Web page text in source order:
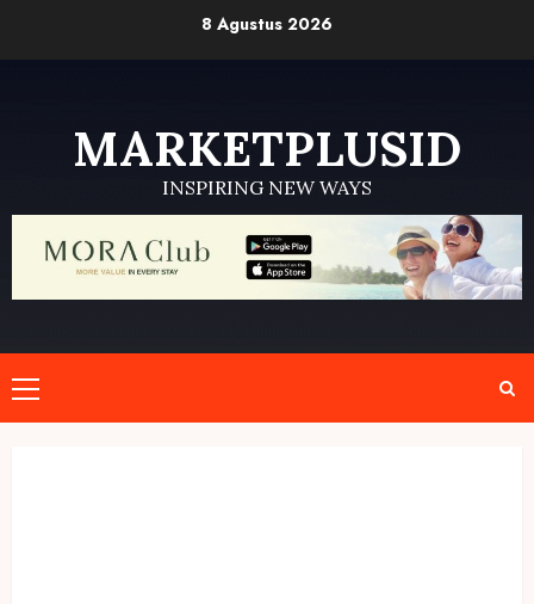
8 Agustus 2026
MARKETPLUSID
INSPIRING NEW WAYS
Primary
Menu